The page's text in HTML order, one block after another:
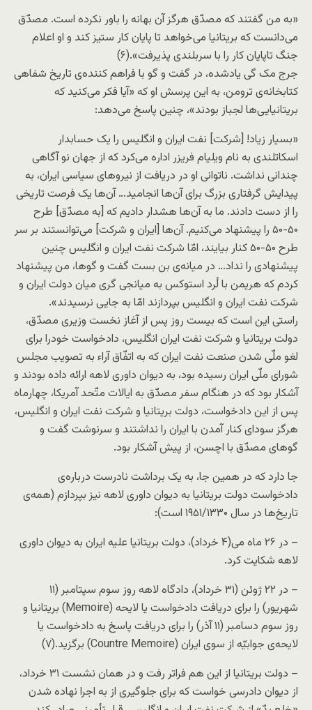
«به من گفتند که مصدّق هرگز آن بهانه را باور نکرده است. مصدّق
می‌دانست که بریتانیا می‌خواهد تا پایان کار ستیز کند و او اعلام
جنگ تاپایان کار را با سربلندی پذیرفت».(۶)
جرج مک گی یادشده، در گفت و گو با فراهم کننده‌ی تاریخ شفاهی
کتابخانه‌ی ترومن، به این پرسش او که «آیا فکر می‌کنید که
بریتانیایی‌ها لجباز بودند»، چنین پاسخ می‌دهد:
«بسیار زیاد! [شرکت] نفت ایران و انگلیس را یک حسابدار
اسکاتلندی به نام ویلیام فریزر اداره می‌کرد که از جهان نو آگاهی
چندانی نداشت. ناتوانی او در دریافت از نیروهای سیاسی ایران، به
پیدایش گرفتاری بزرگ برای آن‌ها انجامید… آن‌ها یک فرصت تاریخی
را از دست دادند. ما به آن‌ها هشدار دادیم که [به مصدّق] طرح
۵۰-۵۰ را پیشنهاد می‌کنیم. آن‌ها [ایران و شرکت] می‌توانستند بر سر
طرح ۵۰-۵۰ کنار بیایند، امّا شرکت نفت ایران و انگلیس چنین
پیشنهادی را نداد… در میانه‌ی بن بست گفت و گوها، من پیشنهاد
کردم که هریمن با لُرد استوکس به میانجی گری میان دولت ایران و
شرکت نفت ایران و انگلیس بپردازند امّا به جایی نرسیدند».
راستی این است که بیست روز پس از آغاز نخست وزیری مصدّق،
دولت بریتانیا و شرکت نفت ایران انگلیس، دادخواست خودرا برای
لغو ملّی شدن صنعت نفت ایران که به اتفّاق آراء به تصویب مجلس
شورای ملّی ایران رسیده بود، به دیوان داوری لاهه ارائه داده بودند و
آشکار بود که در هنگام سفر مصدّق به ایالات متّحد آمریکا، چهارماه
پس از این دادخواست، دولت بریتانیا و شرکت نفت ایران و انگلیس،
هرگز سودای کنار آمدن با ایران را نداشتند و سرنوشت گفت و
گوهای مصدّق با اچسن، از پیش آشکار بود.
جا دارد که در همین جا، به یک برداشت نادرست درباره‌ی
دادخواست دولت بریتانیا به دیوان داوری لاهه نیز بپردازم (همه‌ی
تاریخ‌ها در سال ۱۹۵۱/۱۳۳۰ است):
– در ۲۶ ماه می‌(۴ خرداد)، دولت بریتانیا علیه ایران به دیوان داوری
لاهه شکایت کرد.
– در ۲۲ ژوئن (۳۱ خرداد)، دادگاه لاهه روز سوم سپتامبر (۱۱
شهریور) را برای دریافت دادخواست یا لایحه (Memoire) بریتانیا و
روز سوم دسامبر (۱۱ آذر) را برای دریافت پاسخ به دادخواست یا
لایحه‌ی جوابیّه از سوی ایران (Countre Memoire) برگزید.(۷)
– دولت بریتانیا از این هم فراتر رفت و در همان نشست ۳۱ خرداد،
از دیوان دادرسی خواست که برای جلوگیری از به اجرا نهاده شدن